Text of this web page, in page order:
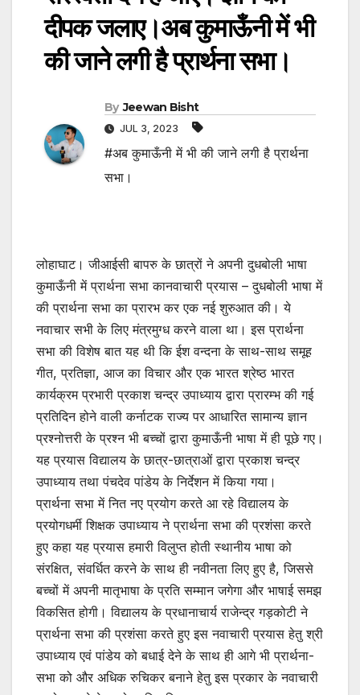
दीपक जलाए।अब कुमाऊँनी में भी
की जाने लगी है प्रार्थना सभा।
By Jeewan Bisht
JUL 3, 2023
#अब कुमाऊँनी में भी की जाने लगी है प्रार्थना
सभा।
लोहाघाट। जीआईसी बापरु के छात्रों ने अपनी दुधबोली भाषा
कुमाऊँनी में प्रार्थना सभा कानवाचारी प्रयास – दुधबोली भाषा में
की प्रार्थना सभा का प्रारभ कर एक नई शुरुआत की। ये
नवाचार सभी के लिए मंत्रमुग्ध करने वाला था। इस प्रार्थना
सभा की विशेष बात यह थी कि ईश वन्दना के साथ-साथ समूह
गीत, प्रतिज्ञा, आज का विचार और एक भारत श्रेष्ठ भारत
कार्यक्रम प्रभारी प्रकाश चन्द्र उपाध्याय द्वारा प्रारम्भ की गई
प्रतिदिन होने वाली कर्नाटक राज्य पर आधारित सामान्य ज्ञान
प्रश्नोत्तरी के प्रश्न भी बच्चों द्वारा कुमाऊँनी भाषा में ही पूछे गए।
यह प्रयास विद्यालय के छात्र-छात्राओं द्वारा प्रकाश चन्द्र
उपाध्याय तथा पंचदेव पांडेय के निर्देशन में किया गया।
प्रार्थना सभा में नित नए प्रयोग करते आ रहे विद्यालय के
प्रयोगधर्मी शिक्षक उपाध्याय ने प्रार्थना सभा की प्रशंसा करते
हुए कहा यह प्रयास हमारी विलुप्त होती स्थानीय भाषा को
संरक्षित, संवर्धित करने के साथ ही नवीनता लिए हुए है, जिससे
बच्चों में अपनी मातृभाषा के प्रति सम्मान जगेगा और भाषाई समझ
विकसित होगी। विद्यालय के प्रधानाचार्य राजेन्द्र गड़कोटी ने
प्रार्थना सभा की प्रशंसा करते हुए इस नवाचारी प्रयास हेतु श्री
उपाध्याय एवं पांडेय को बधाई देने के साथ ही आगे भी प्रार्थना-
सभा को और अधिक रुचिकर बनाने हेतु इस प्रकार के नवाचारी